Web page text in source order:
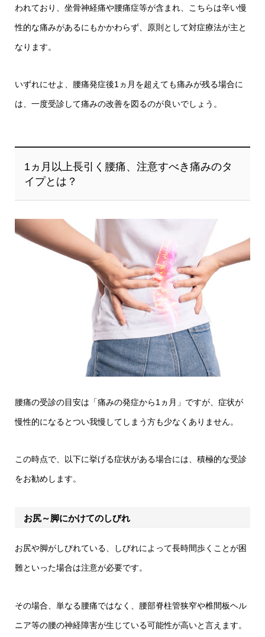
われており、坐骨神経痛や腰痛症等が含まれ、こちらは辛い慢
性的な痛みがあるにもかかわらず、原則として対症療法が主と
なります。
いずれにせよ、腰痛発症後1ヵ月を超えても痛みが残る場合に
は、一度受診して痛みの改善を図るのが良いでしょう。
1ヵ月以上長引く腰痛、注意すべき痛みのタ
イプとは？
腰痛の受診の目安は「痛みの発症から1ヵ月」ですが、症状が
慢性的になるとつい我慢してしまう方も少なくありません。
この時点で、以下に挙げる症状がある場合には、積極的な受診
をお勧めします。
お尻～脚にかけてのしびれ
お尻や脚がしびれている、しびれによって長時間歩くことが困
難といった場合は注意が必要です。
その場合、単なる腰痛ではなく、腰部脊柱管狭窄や椎間板ヘル
ニア等の腰の神経障害が生じている可能性が高いと言えます。